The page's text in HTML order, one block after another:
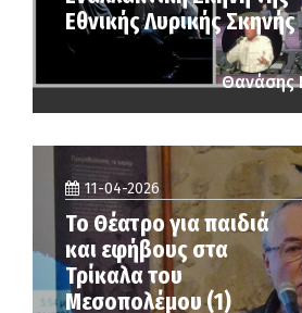
Εθνικής Λυρικής Σκηνής
Θανάσης
11-04-2026
Το Θέατρο για παιδιά
και εφήβους στα
Τρίκαλα του
Μεσοπολέμου (1)